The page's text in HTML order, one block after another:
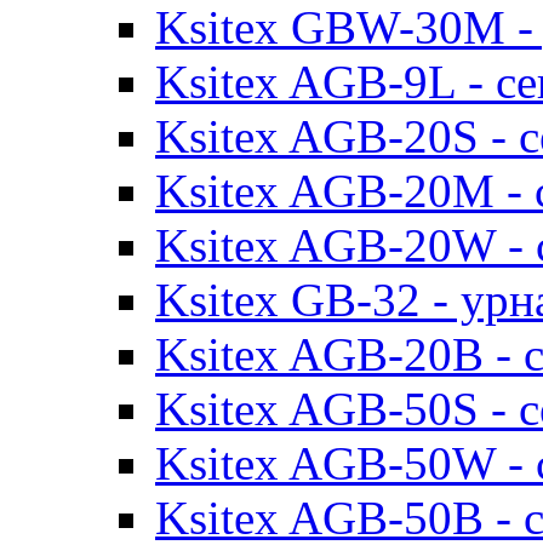
Ksitex GBW-30M -
Ksitex AGB-9L -
Ksitex AGB-20S -
Ksitex AGB-20М -
Ksitex AGB-20W -
Ksitex GB-32 -
Ksitex AGB-20B -
Ksitex AGB-50S -
Ksitex AGB-50W -
Ksitex AGB-50B -